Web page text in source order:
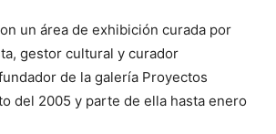
un área de exhibición curada por
gestor cultural y curador
de la galería Proyectos
del 2005 y parte de ella hasta enero